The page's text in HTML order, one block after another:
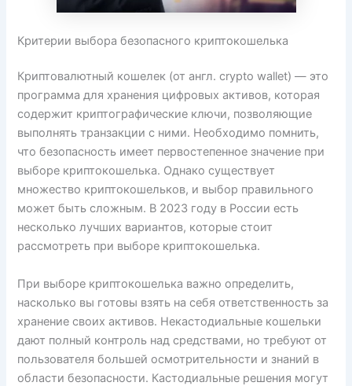
Критерии выбора безопасного криптокошелька
Криптовалютный кошелек (от англ. crypto wallet) — это
программа для хранения цифровых активов, которая
содержит криптографические ключи, позволяющие
выполнять транзакции с ними. Необходимо помнить,
что безопасность имеет первостепенное значение при
выборе криптокошелька. Однако существует
множество криптокошельков, и выбор правильного
может быть сложным. В 2023 году в России есть
несколько лучших вариантов, которые стоит
рассмотреть при выборе криптокошелька.
При выборе криптокошелька важно определить,
насколько вы готовы взять на себя ответственность за
хранение своих активов. Некастодиальные кошельки
дают полный контроль над средствами, но требуют от
пользователя большей осмотрительности и знаний в
области безопасности. Кастодиальные решения могут